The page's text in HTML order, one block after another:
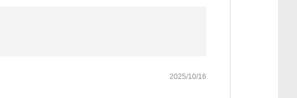
2025/10/16